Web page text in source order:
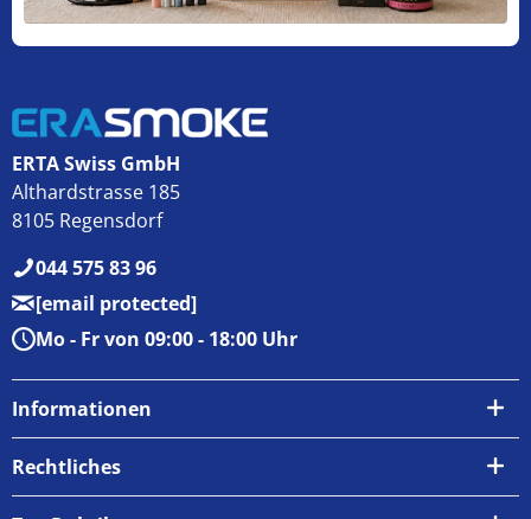
ERTA Swiss GmbH
Althardstrasse 185
8105 Regensdorf
044 575 83 96
[email protected]
Mo - Fr von 09:00 - 18:00 Uhr
Informationen
Über uns
Rechtliches